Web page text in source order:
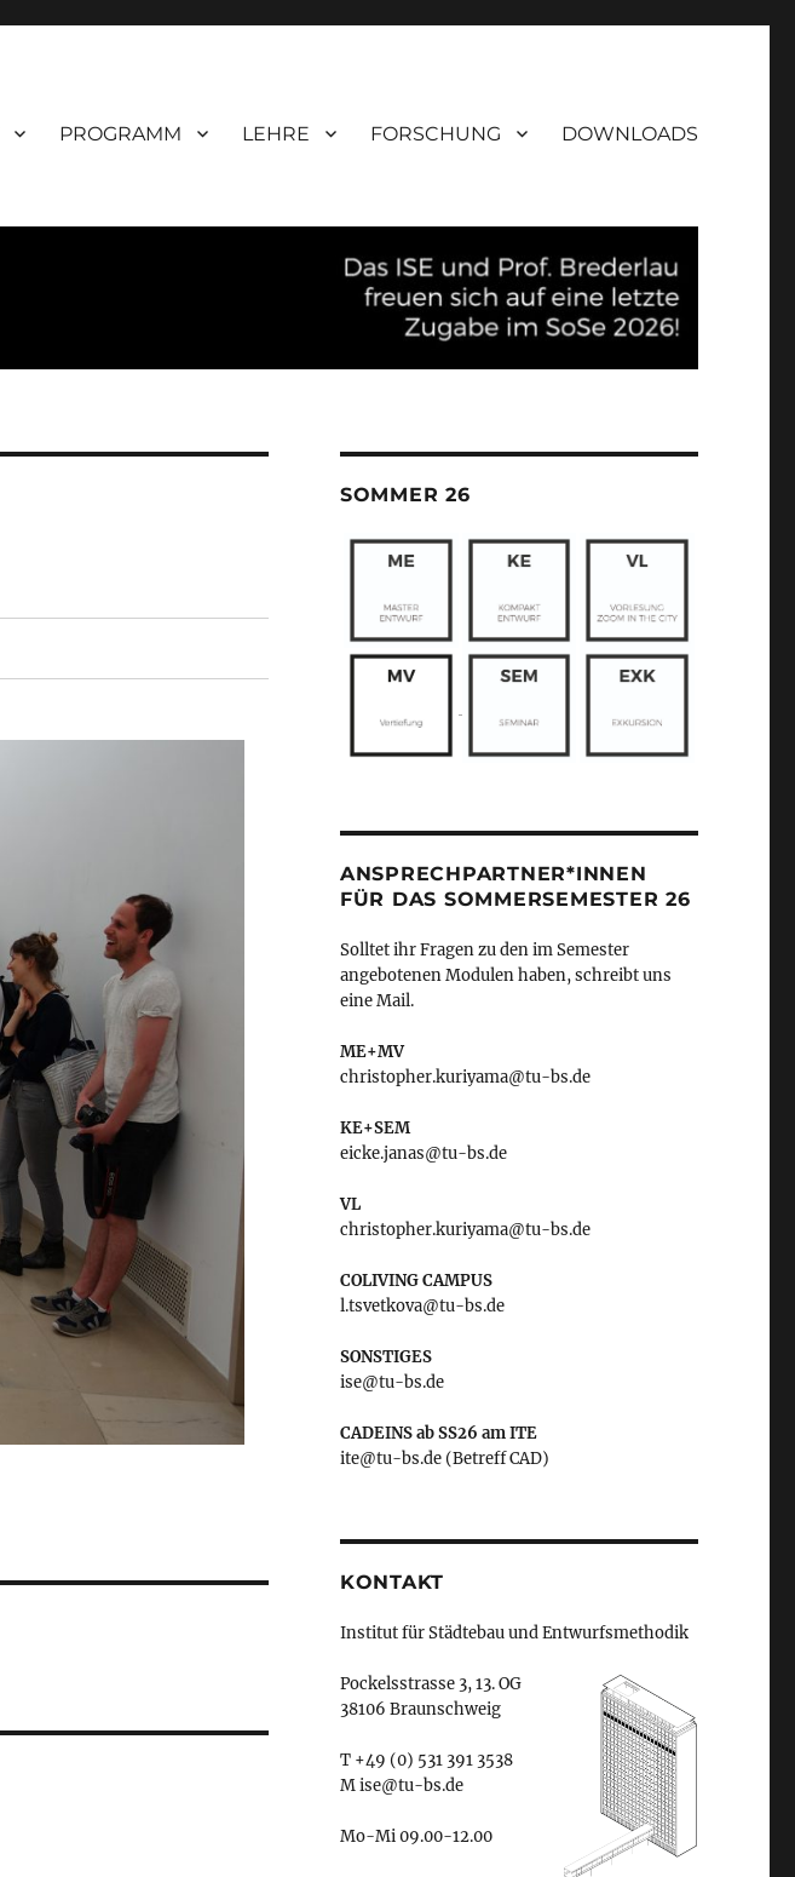
PROGRAMM LEHRE FORSCHUNG DOWNLOADS
SOMMER 26
ANSPRECHPARTNER*INNEN
FÜR DAS SOMMERSEMESTER 26
Solltet ihr Fragen zu den im Semester
angebotenen Modulen haben, schreibt uns
eine Mail.
ME+MV
christopher.kuriyama@tu-bs.de
KE+SEM
eicke.janas@tu-bs.de
VL
christopher.kuriyama@tu-bs.de
COLIVING CAMPUS
l.tsvetkova@tu-bs.de
SONSTIGES
ise@tu-bs.de
CADEINS ab SS26 am ITE
ite@tu-bs.de (Betreff CAD)
KONTAKT
Institut für Städtebau und Entwurfsmethodik
Pockelsstrasse 3, 13. OG
38106 Braunschweig
T +49 (0) 531 391 3538
M ise@tu-bs.de
Mo-Mi 09.00-12.00